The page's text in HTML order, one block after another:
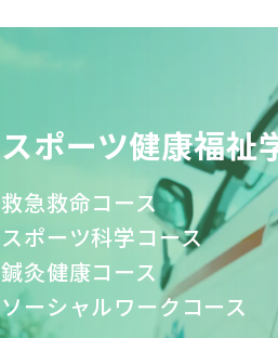
スポーツ健康福祉
救急救命コース
スポーツ科学コース
鍼灸健康コース
ソーシャルワークコース